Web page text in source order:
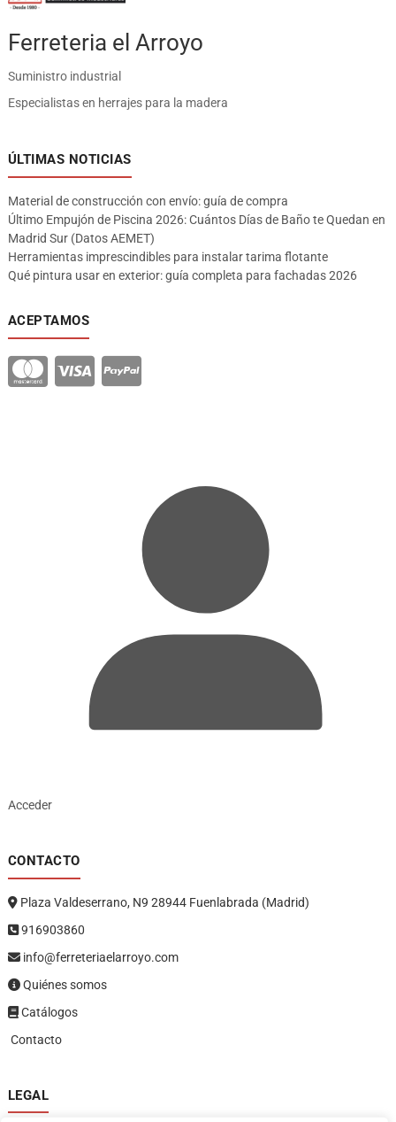
Ferreteria el Arroyo
Suministro industrial
Especialistas en herrajes para la madera
ÚLTIMAS NOTICIAS
Material de construcción con envío: guía de compra
Último Empujón de Piscina 2026: Cuántos Días de Baño te Quedan en
Madrid Sur (Datos AEMET)
Herramientas imprescindibles para instalar tarima flotante
Qué pintura usar en exterior: guía completa para fachadas 2026
ACEPTAMOS
Acceder
CONTACTO
Plaza Valdeserrano, N9 28944 Fuenlabrada (Madrid)
916903860
info@ferreteriaelarroyo.com
Quiénes somos
Catálogos
Contacto
LEGAL